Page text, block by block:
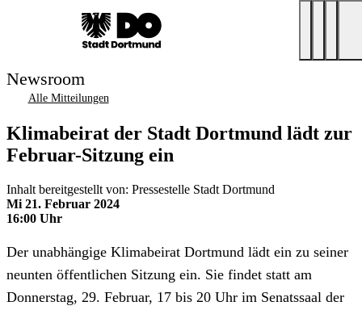
Newsroom
Alle Mitteilungen
Klimabeirat der Stadt Dortmund lädt zur
Februar-Sitzung ein
Inhalt bereitgestellt von: Pressestelle Stadt Dortmund
Mi 21. Februar 2024
16:00 Uhr
Der unabhängige Klimabeirat Dortmund lädt ein zu seiner
neunten öffentlichen Sitzung ein. Sie findet statt am
Donnerstag, 29. Februar, 17 bis 20 Uhr im Senatssaal der